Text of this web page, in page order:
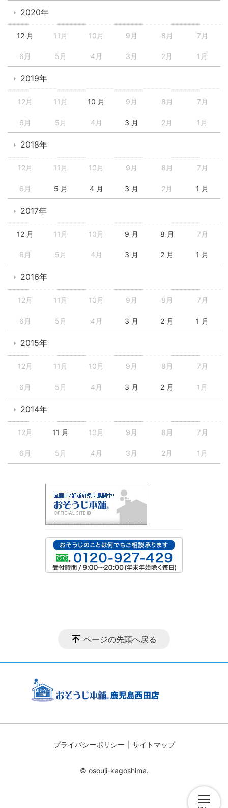
2020年
12 月 11月 10月 9月 8月 7月
6月 5月 4月 3月 2月 1月
2019年
12月 11月 10 月 9月 8月 7月
6月 5月 4月 3 月 2月 1月
2018年
12月 11月 10月 9月 8月 7月
6月 5 月 4 月 3 月 2月 1 月
2017年
12 月 11月 10月 9 月 8 月 7月
6月 5月 4月 3 月 2 月 1 月
2016年
12月 11月 10月 9月 8月 7月
6月 5月 4月 3 月 2 月 1 月
2015年
12月 11月 10月 9月 8月 7月
6月 5月 4月 3 月 2 月 1月
2014年
12月 11 月 10月 9月 8月 7月
6月 5月 4月 3月 2月 1月
ページの先頭へ戻る
プライバシーポリシー サイトマップ
© osouji-kagoshima.